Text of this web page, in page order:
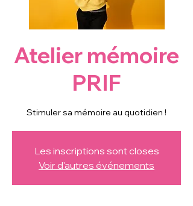
Atelier mémoire
PRIF
Stimuler sa mémoire au quotidien !
Les inscriptions sont closes
Voir d'autres événements